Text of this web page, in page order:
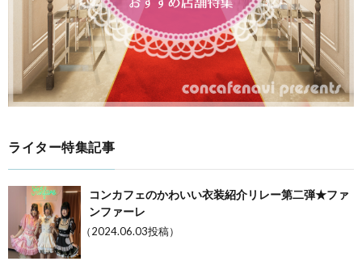
ライター特集記事
コンカフェのかわいい衣装紹介リレー第二弾★ファ
ンファーレ
（2024.06.03投稿）